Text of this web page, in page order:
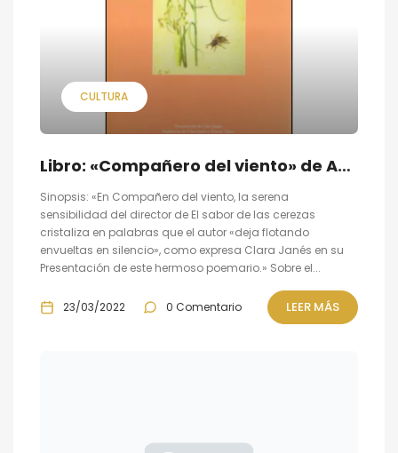
CULTURA
Libro: «Compañero del viento» de Abbas Kiarostami
Sinopsis: «En Compañero del viento, la serena
sensibilidad del director de El sabor de las cerezas
cristaliza en palabras que el autor «deja flotando
envueltas en silencio», como expresa Clara Janés en su
Presentación de este hermoso poemario.» Sobre el...
23/03/2022 0 Comentario LEER MÁS